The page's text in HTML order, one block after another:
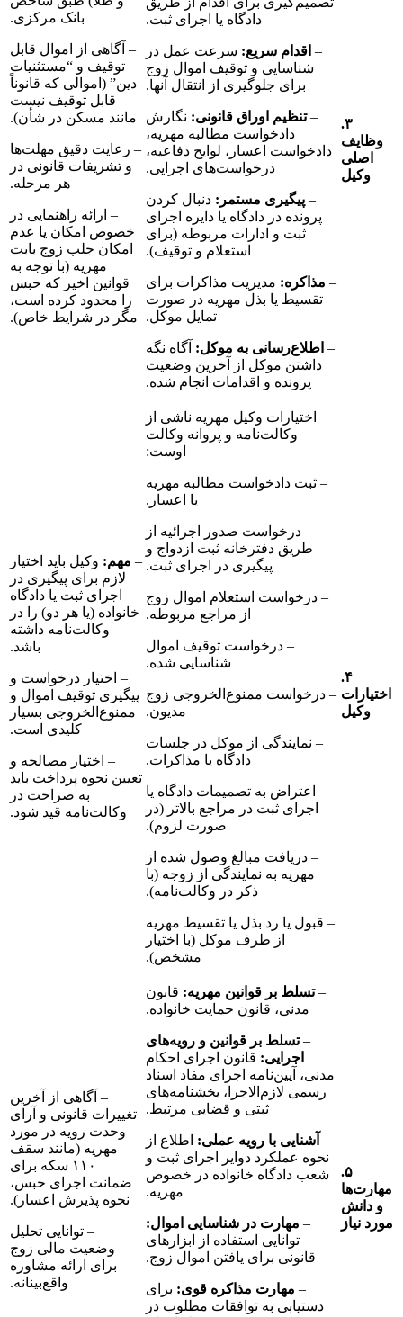
دادگاه یا اجرای ثبت.
اقدام سریع:سرعت عمل در
شناسایی و توقیف اموال زوج
برای جلوگیری از انتقال آنها.
تنظیم اوراق قانونی:نگارش
دادخواست مطالبه مهریه،
دادخواست اعسار، لوایح دفاعیه،
درخواست‌های اجرایی.
پیگیری مستمر:دنبال کردن
پرونده در دادگاه یا دایره اجرای
ثبت و ادارات مربوطه (برای
استعلام و توقیف).
مذاکره:مدیریت مذاکرات برای
تقسیط یا بذل مهریه در صورت
تمایل موکل.
اطلاع‌رسانی به موکل: آگاه نگه
داشتن موکل از آخرین وضعیت
پرونده و اقدامات انجام شده.
بانک مرکزی.
– آگاهی از اموال قابل
توقیف و “مستثنیات
دین” (اموالی که قانوناً
قابل توقیف نیست
مانند مسکن در شأن).
– رعایت دقیق مهلت‌ها
و تشریفات قانونی در
هر مرحله.
– ارائه راهنمایی در
خصوص امکان یا عدم
امکان جلب زوج بابت
مهریه (با توجه به
قوانین اخیر که حبس
را محدود کرده است،
مگر در شرایط خاص).
اختیارات وکیل مهریه ناشی از
وکالت‌نامه و پروانه وکالت
– ثبت دادخواست مطالبه مهریه
– درخواست صدور اجرائیه از
طریق دفترخانه ثبت ازدواج و
پیگیری در اجرای ثبت.
– درخواست استعلام اموال زوج
از مراجع مربوطه.
– درخواست توقیف اموال
شناسایی شده.
– درخواست ممنوع‌الخروجی زوج
– نمایندگی از موکل در جلسات
دادگاه یا مذاکرات.
– اعتراض به تصمیمات دادگاه یا
اجرای ثبت در مراجع بالاتر (در
صورت لزوم).
– دریافت مبالغ وصول شده از
مهریه به نمایندگی از زوجه (با
ذکر در وکالت‌نامه).
– قبول یا رد بذل یا تقسیط مهریه
از طرف موکل (با اختیار
مشخص).
–مهم:وکیل باید اختیار
لازم برای پیگیری در
اجرای ثبت یا دادگاه
خانواده (یا هر دو) را در
وکالت‌نامه داشته
– اختیار درخواست و
پیگیری توقیف اموال و
ممنوع‌الخروجی بسیار
کلیدی است.
– اختیار مصالحه و
تعیین نحوه پرداخت باید
به صراحت در
وکالت‌نامه قید شود.
تسلط بر قوانین مهریه:قانون
مدنی، قانون حمایت خانواده.
تسلط بر قوانین و رویه‌های
قانون اجرای احکام
مدنی، آیین‌نامه اجرای مفاد اسناد
رسمی لازم‌الاجرا، بخشنامه‌های
ثبتی و قضایی مرتبط.
آشنایی با رویه عملی:اطلاع از
نحوه عملکرد دوایر اجرای ثبت و
شعب دادگاه خانواده در خصوص
–مهارت در شناسایی اموال:
توانایی استفاده از ابزارهای
قانونی برای یافتن اموال زوج.
مهارت مذاکره قوی:برای
دستیابی به توافقات مطلوب در
– آگاهی از آخرین
تغییرات قانونی و آرای
وحدت رویه در مورد
مهریه (مانند سقف
۱۱۰ سکه برای
ضمانت اجرای حبس،
نحوه پذیرش اعسار).
– توانایی تحلیل
وضعیت مالی زوج
برای ارائه مشاوره
واقع‌بینانه.